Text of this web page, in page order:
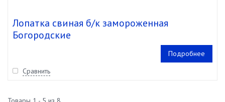
Лопатка свиная б/к замороженная
Богородские
Подробнее
Сравнить